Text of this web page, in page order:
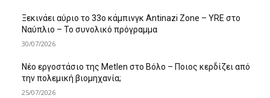
Ξεκινάει αύριο το 33ο κάμπινγκ Antinazi Zone – YRE στο
Ναύπλιο – Το συνολικό πρόγραμμα
30/07/2026
Νέο εργοστάσιο της Metlen στο Βόλο – Ποιος κερδίζει από
την πολεμική βιομηχανία;
25/07/2026